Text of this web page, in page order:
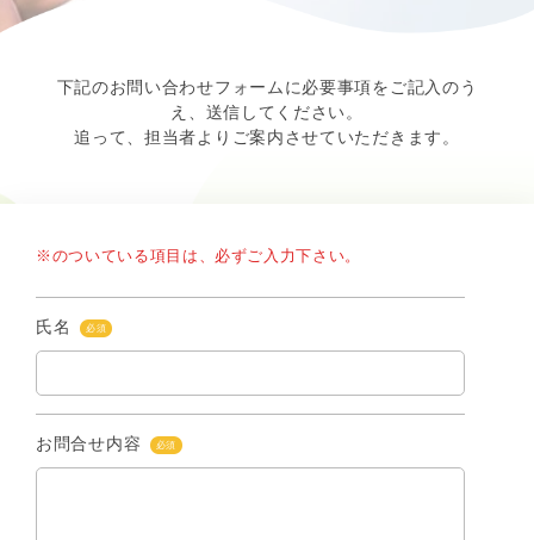
下記のお問い合わせフォームに必要事項をご記入のう
え、送信してください。
追って、担当者よりご案内させていただきます。
※のついている項目は、必ずご入力下さい。
氏名 必須
お問合せ内容 必須